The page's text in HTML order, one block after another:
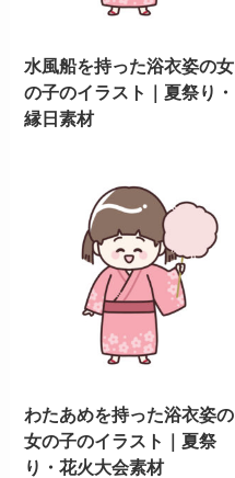
水風船を持った浴衣姿の女
の子のイラスト｜夏祭り・
縁日素材
わたあめを持った浴衣姿の
女の子のイラスト｜夏祭
り・花火大会素材